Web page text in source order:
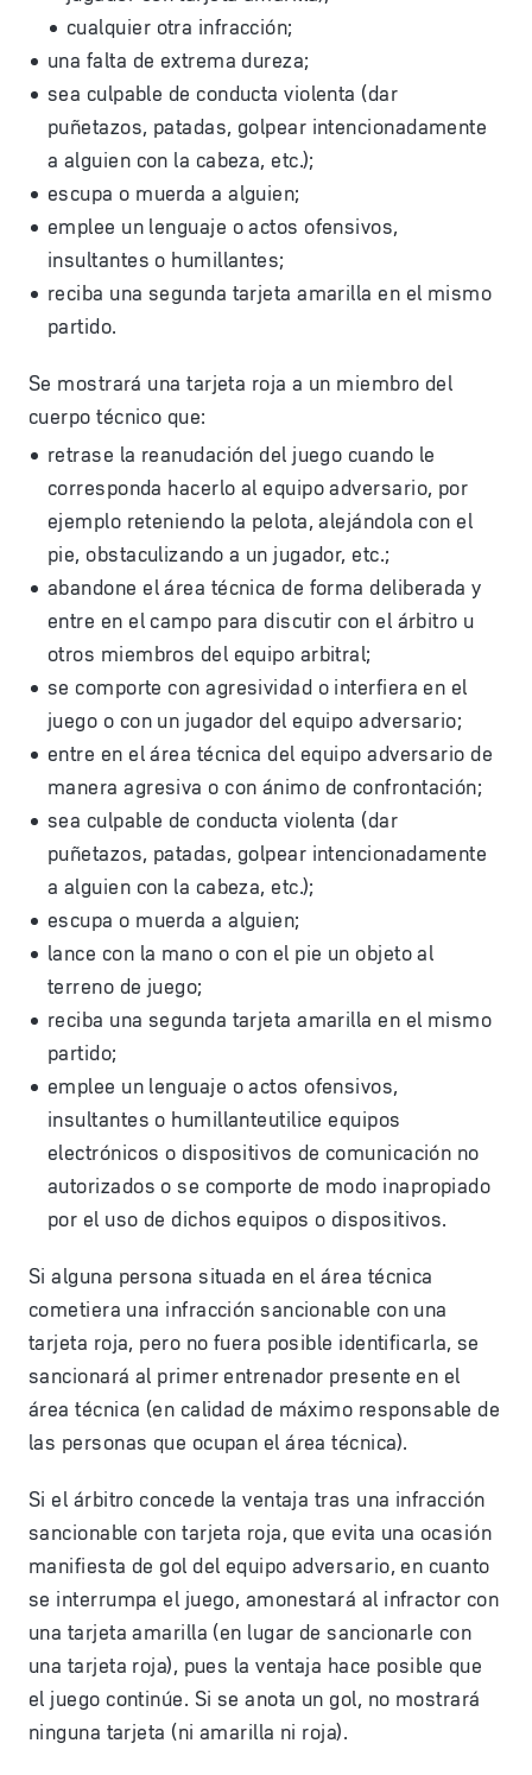
cualquier otra infracción;
una falta de extrema dureza;
sea culpable de conducta violenta (dar
puñetazos, patadas, golpear intencionadamente
a alguien con la cabeza, etc.);
escupa o muerda a alguien;
emplee un lenguaje o actos ofensivos,
insultantes o humillantes;
reciba una segunda tarjeta amarilla en el mismo
partido.
Se mostrará una tarjeta roja a un miembro del
cuerpo técnico que:
retrase la reanudación del juego cuando le
corresponda hacerlo al equipo adversario, por
ejemplo reteniendo la pelota, alejándola con el
pie, obstaculizando a un jugador, etc.;
abandone el área técnica de forma deliberada y
entre en el campo para discutir con el árbitro u
otros miembros del equipo arbitral;
se comporte con agresividad o interfiera en el
juego o con un jugador del equipo adversario;
entre en el área técnica del equipo adversario de
manera agresiva o con ánimo de confrontación;
sea culpable de conducta violenta (dar
puñetazos, patadas, golpear intencionadamente
a alguien con la cabeza, etc.);
escupa o muerda a alguien;
lance con la mano o con el pie un objeto al
terreno de juego;
reciba una segunda tarjeta amarilla en el mismo
partido;
emplee un lenguaje o actos ofensivos,
insultantes o humillanteutilice equipos
electrónicos o dispositivos de comunicación no
autorizados o se comporte de modo inapropiado
por el uso de dichos equipos o dispositivos.
Si alguna persona situada en el área técnica
cometiera una infracción sancionable con una
tarjeta roja, pero no fuera posible identificarla, se
sancionará al primer entrenador presente en el
área técnica (en calidad de máximo responsable de
las personas que ocupan el área técnica).
Si el árbitro concede la ventaja tras una infracción
sancionable con tarjeta roja, que evita una ocasión
manifiesta de gol del equipo adversario, en cuanto
se interrumpa el juego, amonestará al infractor con
una tarjeta amarilla (en lugar de sancionarle con
una tarjeta roja), pues la ventaja hace posible que
el juego continúe. Si se anota un gol, no mostrará
ninguna tarjeta (ni amarilla ni roja).